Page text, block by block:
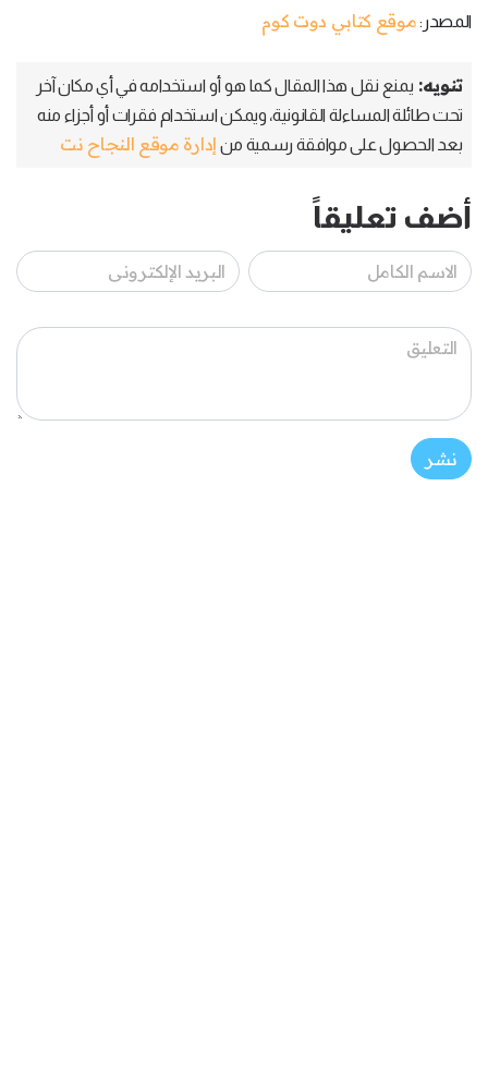
المصدر:موقع كتابي دوت كوم
تنويه: يمنع نقل هذا المقال كما هو أو استخدامه في أي مكان آخر
تحت طائلة المساءلة القانونية، ويمكن استخدام فقرات أو أجزاء منه
بعد الحصول على موافقة رسمية من إدارة موقع النجاح نت
أضف تعليقاً
نشر